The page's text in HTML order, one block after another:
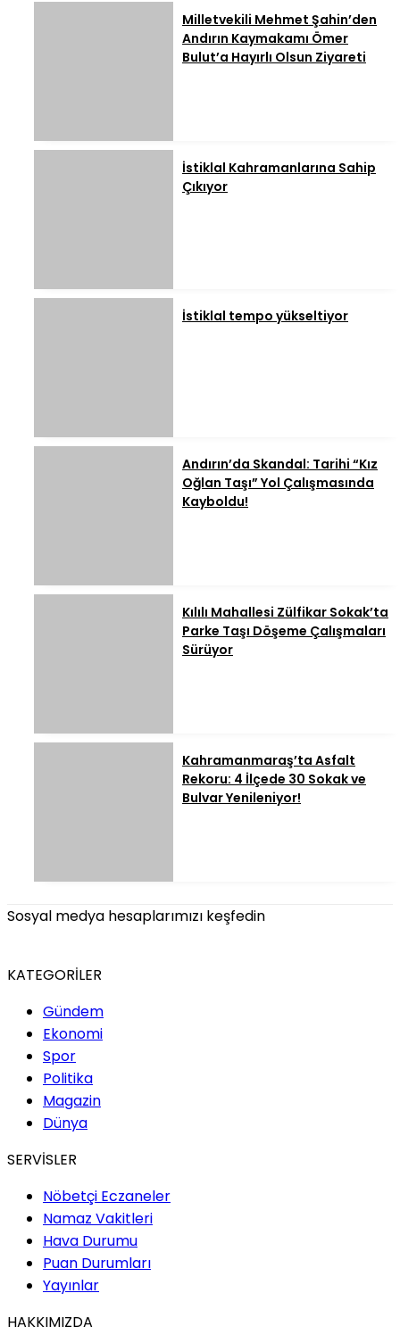
Milletvekili Mehmet Şahin’den
Andırın Kaymakamı Ömer
Bulut’a Hayırlı Olsun Ziyareti
İstiklal Kahramanlarına Sahip
Çıkıyor
İstiklal tempo yükseltiyor
Andırın’da Skandal: Tarihi “Kız
Oğlan Taşı” Yol Çalışmasında
Kayboldu!
Kılılı Mahallesi Zülfikar Sokak’ta
Parke Taşı Döşeme Çalışmaları
Sürüyor
Kahramanmaraş’ta Asfalt
Rekoru: 4 İlçede 30 Sokak ve
Bulvar Yenileniyor!
Sosyal medya hesaplarımızı keşfedin
KATEGORİLER
Gündem
Ekonomi
Spor
Politika
Magazin
Dünya
SERVİSLER
Nöbetçi Eczaneler
Namaz Vakitleri
Hava Durumu
Puan Durumları
Yayınlar
HAKKIMIZDA